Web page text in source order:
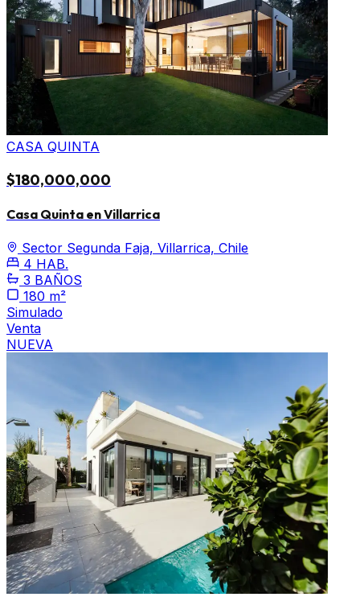
CASA QUINTA
$180,000,000
Casa Quinta en Villarrica
Sector Segunda Faja, Villarrica, Chile
4 HAB.
3 BAÑOS
180 m²
Simulado
Venta
NUEVA